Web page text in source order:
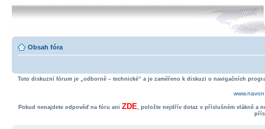
Obsah fóra
Toto diskuzní fórum je „odborně – technické“ a je zaměřeno k diskuzi o navigačních
Pokud nenajdete odpověď na fóru ani ZDE, položte nejdřív dotaz v příslušném vlákně a